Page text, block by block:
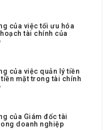
của việc tối ưu hóa
tài chính của
của việc quản lý tiền
tiền mặt trong tài chính
của Giám đốc tài
doanh nghiệp